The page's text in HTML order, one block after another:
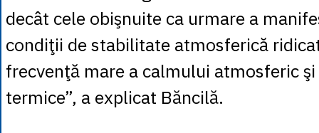
decât cele obişnuite ca urmare a
condiţii de stabilitate atmosferică
frecvenţă mare a calmului atmosferic
termice”, a explicat Băncilă.